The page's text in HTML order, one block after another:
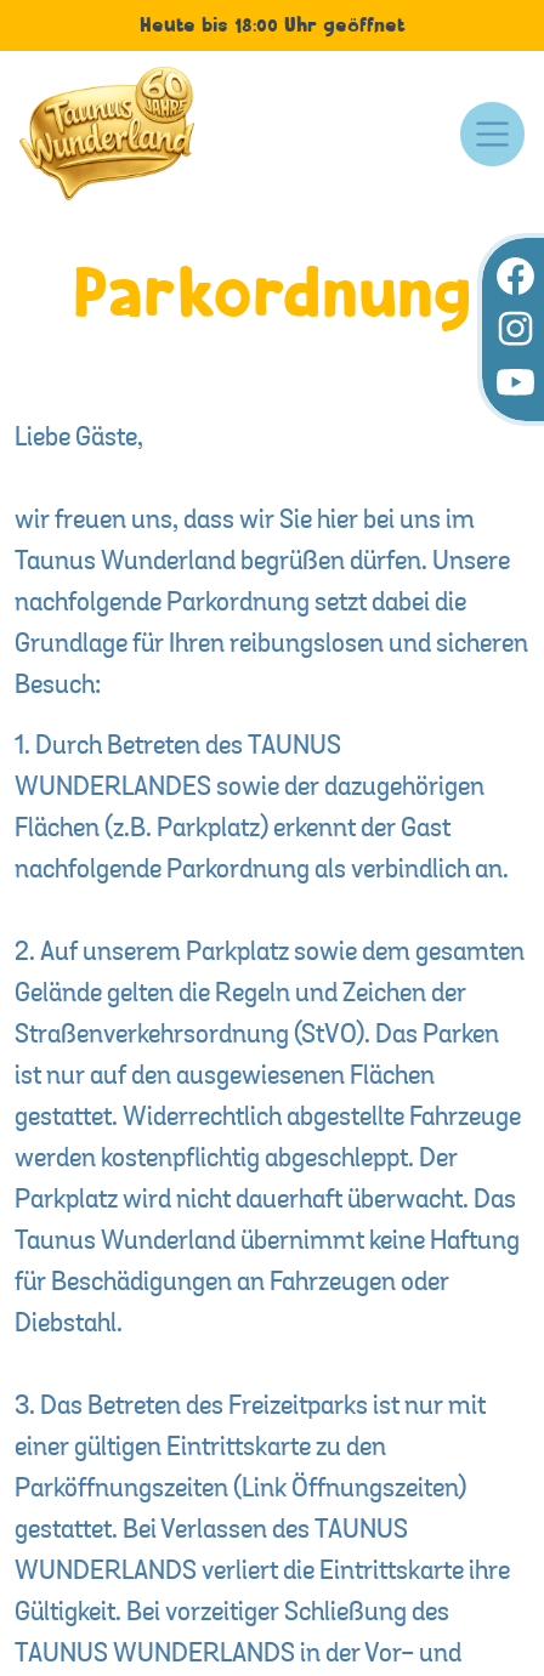
Heute bis 18:00 Uhr geöffnet
Parkordnung
Liebe Gäste,
wir freuen uns, dass wir Sie hier bei uns im
Taunus Wunderland begrüßen dürfen. Unsere
nachfolgende Parkordnung setzt dabei die
Grundlage für Ihren reibungslosen und sicheren
Besuch:
1. Durch Betreten des TAUNUS
WUNDERLANDES sowie der dazugehörigen
Flächen (z.B. Parkplatz) erkennt der Gast
nachfolgende Parkordnung als verbindlich an.
2. Auf unserem Parkplatz sowie dem gesamten
Gelände gelten die Regeln und Zeichen der
Straßenverkehrsordnung (StVO). Das Parken
ist nur auf den ausgewiesenen Flächen
gestattet. Widerrechtlich abgestellte Fahrzeuge
werden kostenpflichtig abgeschleppt. Der
Parkplatz wird nicht dauerhaft überwacht. Das
Taunus Wunderland übernimmt keine Haftung
für Beschädigungen an Fahrzeugen oder
Diebstahl.
3. Das Betreten des Freizeitparks ist nur mit
einer gültigen Eintrittskarte zu den
Parköffnungszeiten (Link Öffnungszeiten)
gestattet. Bei Verlassen des TAUNUS
WUNDERLANDS verliert die Eintrittskarte ihre
Gültigkeit. Bei vorzeitiger Schließung des
TAUNUS WUNDERLANDS in der Vor- und